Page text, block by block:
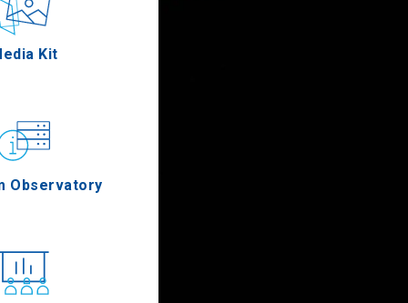
Ereignisse
Kit
Observatory